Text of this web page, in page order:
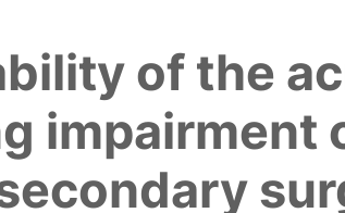
of the
impairment